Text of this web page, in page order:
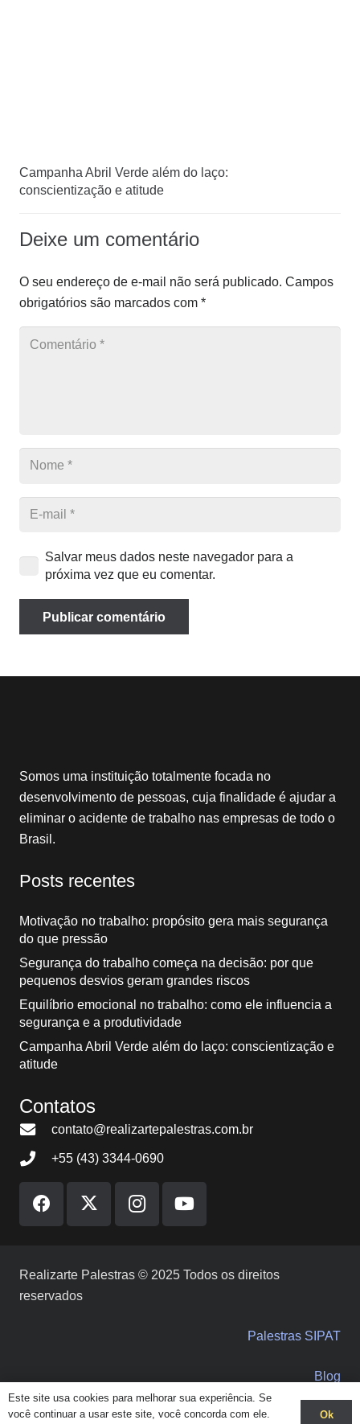
Campanha Abril Verde além do laço:
conscientização e atitude
Deixe um comentário
O seu endereço de e-mail não será publicado. Campos
obrigatórios são marcados com *
Salvar meus dados neste navegador para a
próxima vez que eu comentar.
Publicar comentário
Somos uma instituição totalmente focada no
desenvolvimento de pessoas, cuja finalidade é ajudar a
eliminar o acidente de trabalho nas empresas de todo o
Brasil.
Posts recentes
Motivação no trabalho: propósito gera mais segurança
do que pressão
Segurança do trabalho começa na decisão: por que
pequenos desvios geram grandes riscos
Equilíbrio emocional no trabalho: como ele influencia a
segurança e a produtividade
Campanha Abril Verde além do laço: conscientização e
atitude
Contatos
contato@realizartepalestras.com.br
+55 (43) 3344-0690
Realizarte Palestras © 2025 Todos os direitos
reservados
Palestras SIPAT
Blog
Solicite orçamento
Este site usa cookies para melhorar sua experiência. Se
você continuar a usar este site, você concorda com ele.
Ok